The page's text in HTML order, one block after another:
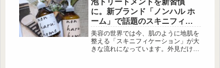
に。新ブランド「ノンハル ホ
ーム」で話題のスキニフィケ
ーション！
美容の世界では今、肌のように地肌を
整える「スキニフィケーション」が大
きな流れになっています。外見だけで